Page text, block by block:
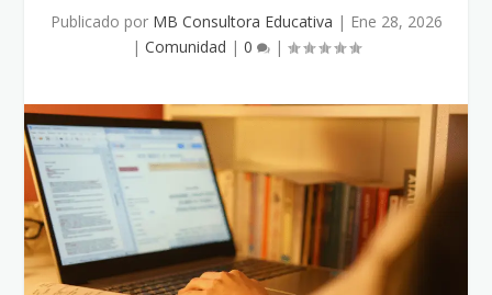
Publicado por MB Consultora Educativa | Ene 28, 2026
| Comunidad | 0 |